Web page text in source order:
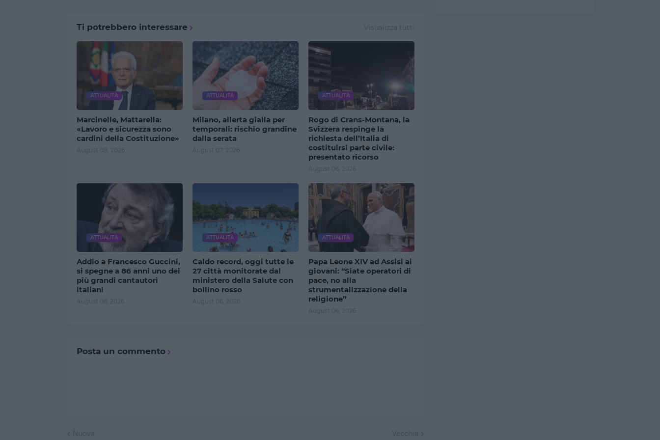
Ti potrebbero interessare Visualizza tutti
ATTUALITÀ
Marcinelle, Mattarella:
«Lavoro e sicurezza sono
cardini della Costituzione»
August 08, 2026
ATTUALITÀ
Milano, allerta gialla per
temporali: rischio grandine
dalla serata
August 07, 2026
ATTUALITÀ
Rogo di Crans-Montana, la
Svizzera respinge la
richiesta dell’Italia di
costituirsi parte civile:
presentato ricorso
August 06, 2026
ATTUALITÀ
Addio a Francesco Guccini,
si spegne a 86 anni uno dei
più grandi cantautori
italiani
August 06, 2026
ATTUALITÀ
Caldo record, oggi tutte le
27 città monitorate dal
ministero della Salute con
bollino rosso
August 06, 2026
ATTUALITÀ
Papa Leone XIV ad Assisi ai
giovani: “Siate operatori di
pace, no alla
strumentalizzazione della
religione”
August 06, 2026
Posta un commento
Nuova Vecchia